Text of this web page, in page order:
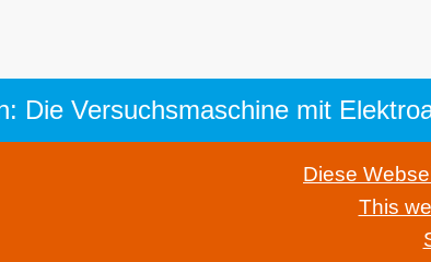
Die Versuchsmaschine mit
Diese
This